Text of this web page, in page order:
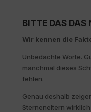
BITTE DAS DAS
Wir kennen die
Unbedachte Worte.
manchmal dieses
fehlen.
Genau deshalb
Sterneneltern